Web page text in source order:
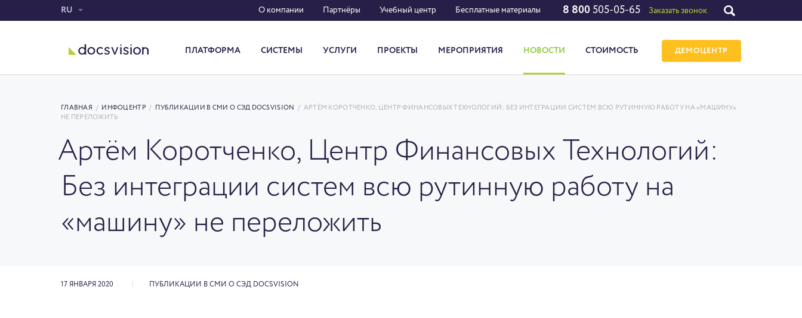
RU О компании Партнёры Учебный центр Бесплатные материалы 8 800 505-05-65 Заказать звонок
ПЛАТФОРМА СИСТЕМЫ УСЛУГИ ПРОЕКТЫ МЕРОПРИЯТИЯ НОВОСТИ СТОИМОСТЬ ДЕМОЦЕНТР
ГЛАВНАЯ / ИНФОЦЕНТР / ПУБЛИКАЦИИ В СМИ О СЭД DOCSVISION /
АРТЁМ КОРОТЧЕНКО, ЦЕНТР ФИНАНСОВЫХ ТЕХНОЛОГИЙ: БЕЗ ИНТЕГРАЦИИ СИСТЕМ ВСЮ РУТИННУЮ РАБОТУ НА «МАШИНУ»
НЕ ПЕРЕЛОЖИТЬ
Артём Коротченко, Центр Финансовых Технологий:
Без интеграции систем всю рутинную работу на
«машину» не переложить
17 ЯНВАРЯ 2020 ПУБЛИКАЦИИ В СМИ О СЭД DOCSVISION